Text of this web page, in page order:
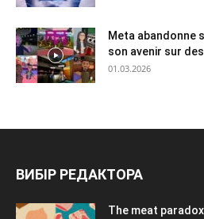
Meta abandonne
son avenir sur
01.03.2026
ВИБІР РЕДАКТОРА
The meat